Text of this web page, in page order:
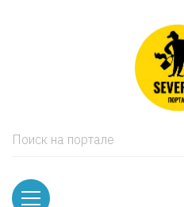
Поиск на портале